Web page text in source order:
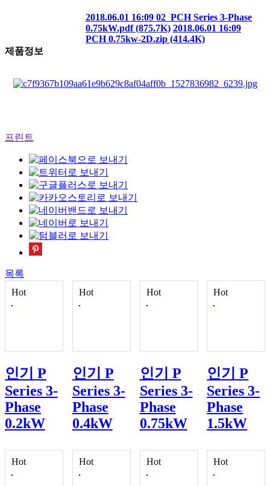
2018.06.01 16:09 02_PCH Series 3-Phase
0.75kW.pdf (875.7K) 2018.06.01 16:09
PCH 0.75kw-2D.zip (414.4K)
제품정보
프린트
목록
Hot
인기
P
Series 3-
Phase
0.2kW
Hot
인기
P
Series 3-
Phase
0.4kW
Hot
인기
P
Series 3-
Phase
0.75kW
Hot
인기
P
Series 3-
Phase
1.5kW
Hot Hot Hot Hot